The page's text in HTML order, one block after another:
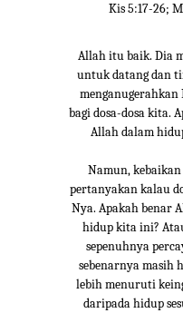
Kis 5:17-26;
Allah itu baik. Dia
untuk datang dan
bagi dosa-dosa kita.
Allah dalam
Namun,
pertanyakan kalau
Nya. Apakah benar
hidup kita ini?
sepenuhnya
sebenarnya masih
lebih menuruti
daripada hidup